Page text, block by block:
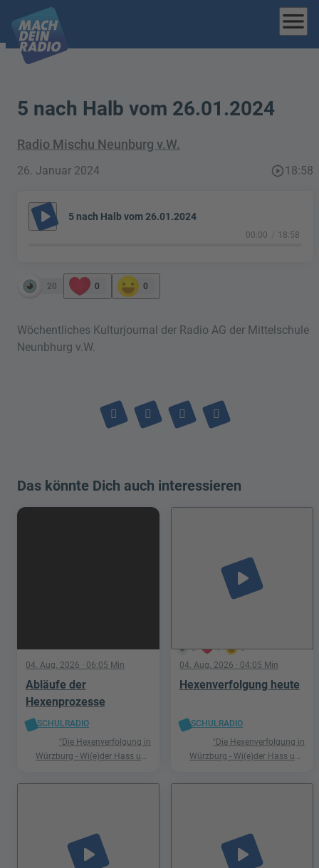
menu
5 nach Halb vom 26.01.2024
Radio Mischu Neunburg v.W.
26. Januar 2024 play_circle_outline18:58
play_arrow 5 nach Halb vom 26.01.2024
00:00 18:58
20 0 0
Wöchentliches Kulturjournal der Radio AG der Mittelschule
Neunbhurg v.W.
Das könnte Dich auch interessieren
04. Aug. 2026 · 06:05 Min
Abläufe der
Hexenprozesse
SCHULRADIO
"Die Hexenverfolgung in
Würzburg - Wi(e)der Hass und
5 1 0
play_arrow
04. Aug. 2026 · 04:05 Min
Hexenverfolgung heute
SCHULRADIO
"Die Hexenverfolgung in
Würzburg - Wi(e)der Hass und
play_arrow play_arrow